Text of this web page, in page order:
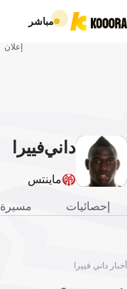
مباشر
إعلان
دانيفييرا
ماينتس
إحصائيات مسيرة
أخبار داني فييرا